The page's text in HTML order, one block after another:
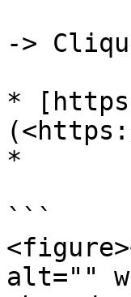
->
*
*
```
alt=""